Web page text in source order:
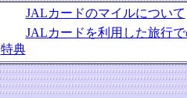
JALカードのマイルについて
JALカードを利用した旅行
特典